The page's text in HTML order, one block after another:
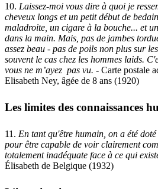
10. Laissez-moi vous dire à quoi je
cheveux longs et un petit début de
maladroite, un cigare à la bouche... et
dans la main. Mais, pas de jambes
assez beau - pas de poils non plus sur
souvent le cas chez les hommes laids.
vous ne m’ayez pas vu. - Carte postale
Elisabeth Ney, âgée de 8 ans (1920)
Les limites des connaissances
11. En tant qu'être humain, on a été
pour être capable de voir clairement
totalement inadéquate face à ce qui
Élisabeth de Belgique (1932)